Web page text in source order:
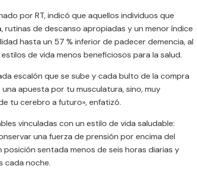
por RT, indicó que aquellos individuos que
de descanso apropiadas y un menor índice
hasta un 57 % inferior de padecer demencia, al
de vida menos beneficiosos para la salud.
escalón que se sube y cada bulto de la compra
apuesta por tu musculatura, sino, muy
tu cerebro a futuro», enfatizó.
vinculadas con un estilo de vida saludable:
una fuerza de prensión por encima del
sentada menos de seis horas diarias y
cada noche.